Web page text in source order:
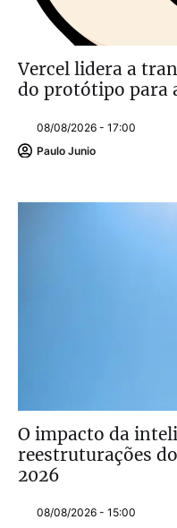
Vercel lidera a
do protótipo para
08/08/2026 - 17:00
Paulo Junio
O impacto da
reestruturações
2026
08/08/2026 - 15:00